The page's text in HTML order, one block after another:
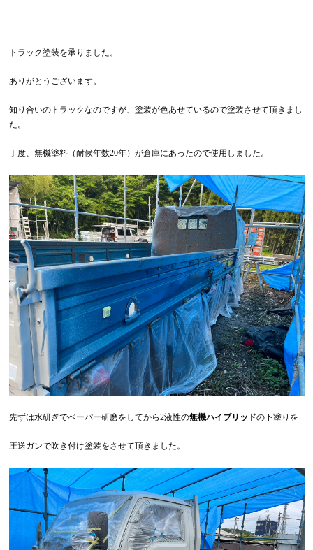
トラック塗装を承りました。
ありがとうございます。
知り合いのトラックなのですが、塗装が色あせているので塗装させて頂きまし
た。
丁度、無機塗料（耐候年数20年）が倉庫にあったので使用しました。
先ずは水研ぎでペーパー研磨をしてから2液性の無機ハイブリッドの下塗りを
圧送ガンで吹き付け塗装をさせて頂きました。